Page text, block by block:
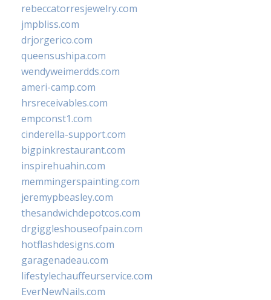
rebeccatorresjewelry.com
jmpbliss.com
drjorgerico.com
queensushipa.com
wendyweimerdds.com
ameri-camp.com
hrsreceivables.com
empconst1.com
cinderella-support.com
bigpinkrestaurant.com
inspirehuahin.com
memmingerspainting.com
jeremypbeasley.com
thesandwichdepotcos.com
drgiggleshouseofpain.com
hotflashdesigns.com
garagenadeau.com
lifestylechauffeurservice.com
EverNewNails.com